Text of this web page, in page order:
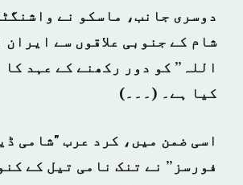
دوسری جانب، ماسکو نے
شام کے جنوبی علاقوں سے ایران
اللہ” کو دور رکھنے کے عہد
کیا ہے۔ (۔۔۔)
اسی ضمن میں، کرد عرب "شامی
فورسز” نے تنک نامی تیل کے